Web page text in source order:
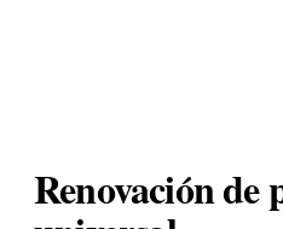
Renovación de